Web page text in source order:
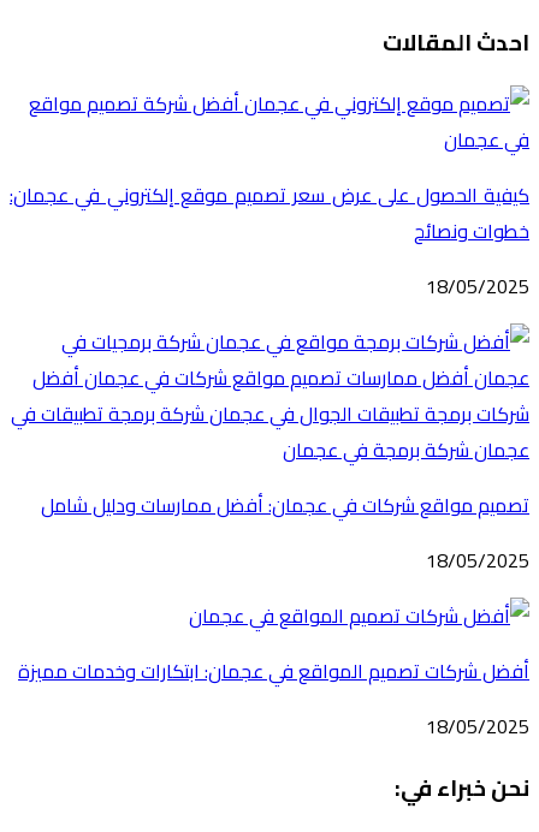
احدث المقالات
كيفية الحصول على عرض سعر تصميم موقع إلكتروني في عجمان:
خطوات ونصائح
18/05/2025
تصميم مواقع شركات في عجمان: أفضل ممارسات ودليل شامل
18/05/2025
أفضل شركات تصميم المواقع في عجمان: ابتكارات وخدمات مميزة
18/05/2025
نحن خبراء في: